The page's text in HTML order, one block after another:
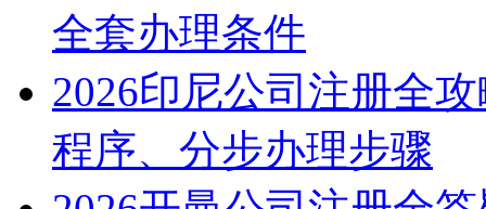
全套办理条件
2026印尼公司注册全
程序、分步办理步骤